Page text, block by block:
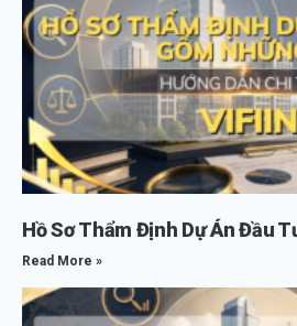
Hồ Sơ Thẩm Định Dự Án Đầu
Read More »